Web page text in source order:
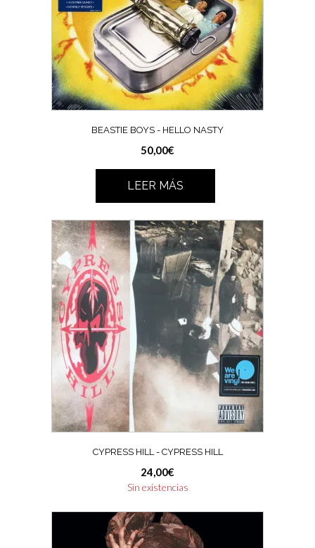
BEASTIE BOYS ‎- HELLO NASTY
50,00€
LEER MÁS
CYPRESS HILL ‎- CYPRESS HILL
24,00€
Sin existencias